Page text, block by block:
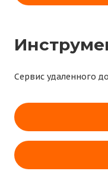
Сервис удаленного